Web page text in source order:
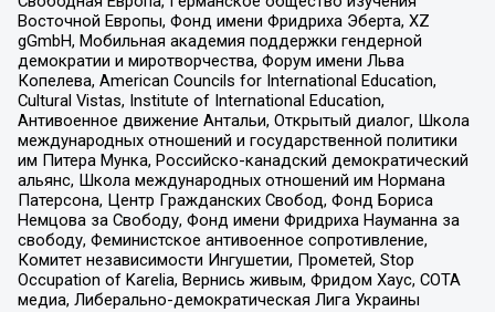
Восточной Европы, Фонд имени Фридриха Эберта, XZ
gGmbH, Мобильная академия поддержки гендерной
демократии и миротворчества, Форум имени Льва
Копелева, American Councils for International Education,
Cultural Vistas, Institute of International Education,
Антивоенное движение Антальи, Открытый диалог, Школа
международных отношений и государственной политики
им Питера Мунка, Российско-канадский демократический
альянс, Школа международных отношений им Нормана
Патерсона, Центр Гражданских Свобод, Фонд Бориса
Немцова за Свободу, Фонд имени Фридриха Науманна за
свободу, Феминистское антивоенное сопротивление,
Комитет независимости Ингушетии, Прометей, Stop
Occupation of Karelia, Вернись живым, Фридом Хаус, СОТА
медиа, Либерально-демократическая Лига Украины